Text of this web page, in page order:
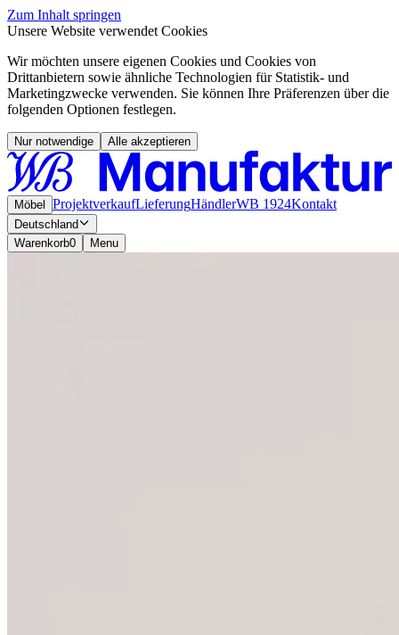
Zum Inhalt springen
Unsere Website verwendet Cookies
Wir möchten unsere eigenen Cookies und Cookies von
Drittanbietern sowie ähnliche Technologien für Statistik- und
Marketingzwecke verwenden. Sie können Ihre Präferenzen über die
folgenden Optionen festlegen.
Nur notwendige Alle akzeptieren
Möbel ProjektverkaufLieferungHändlerWB 1924Kontakt
Deutschland
Warenkorb0 Menu